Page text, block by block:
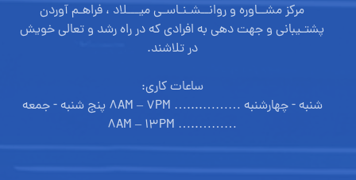
مرکز مشــاوره و روانــشـنـاسـی میـــلاد ، فراهـم آوردن
پشتـیبانی و جهت دهی به افرادی که در راه رشد و تعالی خویش
در تلاشند.
ساعات کاری:
شنبه - چهارشنبه ………....… ۸AM – ۷PM پنج شنبه - جمعه
………..… ۸AM – ۱۳PM